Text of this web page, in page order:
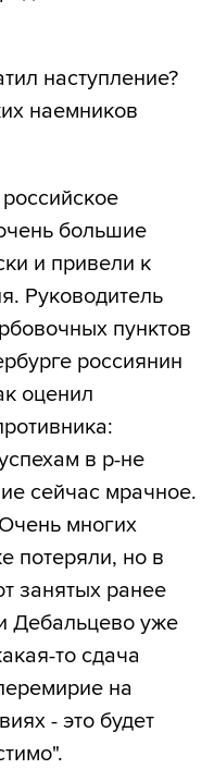
наступление?
наемников
большие
и привели к
Руководитель
пунктов
россиянин
оценил
в р-не
сейчас мрачное.
многих
потеряли, но в
занятых ранее
Дебальцево уже
то сдача
на
- это будет